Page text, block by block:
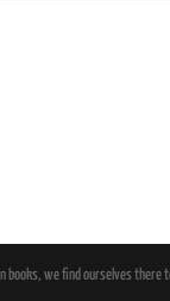
in books, we find ourselves there